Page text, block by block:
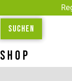
Suchen
SHOP